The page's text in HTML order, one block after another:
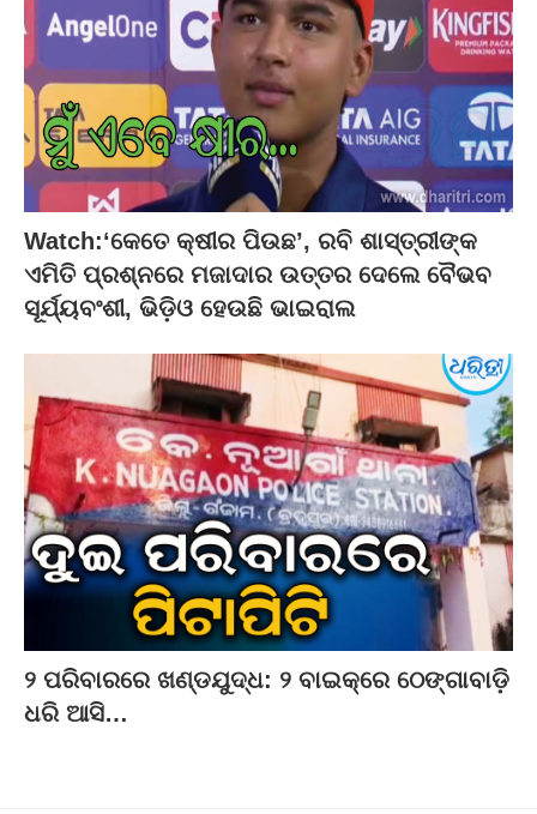
Watch:‘କେତେ କ୍ଷୀର ପିଉଛ’, ରବି ଶାସ୍ତ୍ରୀଙ୍କ
ଏମିତି ପ୍ରଶ୍ନରେ ମଜାଦାର ଉତ୍ତର ଦେଲେ ବୈଭବ
ସୂର୍ଯ୍ୟବଂଶୀ, ଭିଡ଼ିଓ ହେଉଛି ଭାଇରାଲ
୨ ପରିବାରରେ ଖଣ୍ଡଯୁଦ୍ଧ: ୨ ବାଇକ୍‌ରେ ଠେଙ୍ଗାବାଡ଼ି
ଧରି ଆସି…